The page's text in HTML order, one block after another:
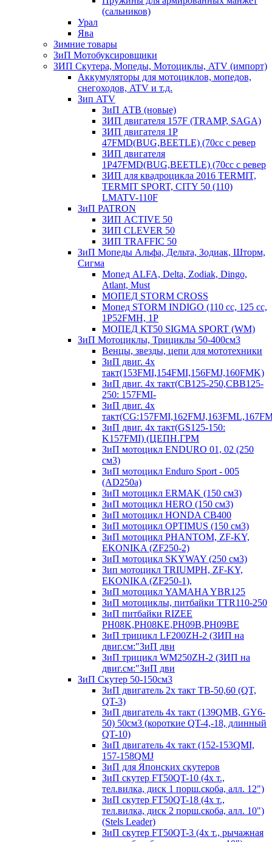
(сальников)
Урал
Ява
Зимние товары
ЗиП Мотобуксировщики
ЗИП Скутера, Мопеды, Мотоциклы, ATV (импорт)
Аккумуляторы для мотоциклов, мопедов,
снегоходов, ATV и т.д.
Зип ATV
ЗиП АТВ (новые)
ЗИП двигателя 157F (TRAMP, SAGA)
ЗИП двигателя 1P
47FMD(BUG,BEETLE) (70cc с ревер
ЗИП двигателя
1P47FMD(BUG,BEETLE) (70cc с ревер
ЗИП для квадроцикла 2016 TERMIT,
TERMIT SPORT, CITY 50 (110)
LMATV-110F
ЗиП PATRON
ЗИП ACTIVE 50
ЗИП CLEVER 50
ЗИП TRAFFIC 50
ЗиП Мопеды Альфа, Дельта, Зодиак, Шторм,
Сигма
Мопед ALFA, Delta, Zodiak, Dingo,
Atlant, Must
МОПЕД STORM CROSS
Мопед STORM INDIGO (110 сс, 125 cc,
1P52FMH, 1P
МОПЕД КТ50 SIGMA SPORT (WM)
ЗиП Мотоциклы, Трициклы 50-400см3
Венцы, звезды, цепи для мототехники
ЗиП двиг. 4х
такт(153FMI,154FMI,156FMJ,160FMK)
ЗиП двиг. 4х такт(CB125-250,CBB125-
250: 157FMI-
ЗиП двиг. 4х
ЗиП двиг. 4х такт(GS125-150:
K157FMI) (ЦЕПН.ГРМ
ЗиП мотоцикл ENDURO 01, 02 (250
см3)
ЗиП мотоцикл Enduro Sport - 005
(AD250a)
ЗиП мотоцикл ERMAK (150 см3)
ЗиП мотоцикл HERO (150 см3)
ЗиП мотоцикл HONDA CB400
ЗиП мотоцикл OPTIMUS (150 см3)
ЗиП мотоцикл PHANTOM, ZF-KY,
EKONIKA (ZF250-2)
ЗиП мотоцикл SKYWAY (250 см3)
Зип мотоцикл TRIUMPH, ZF-KY,
EKONIKA (ZF250-1),
ЗиП мотоцикл YAMAHA YBR125
ЗиП мотоциклы, питбайки TTR110-250
ЗиП питбайки RIZEE
PH08K,PH08KE,PH09B,PH09BE
ЗиП трицикл LF200ZH-2 (ЗИП на
двиг.см:"ЗиП дви
ЗиП трицикл WM250ZH-2 (ЗИП на
двиг.см:"ЗиП дви
ЗиП Скутер 50-150см3
ЗиП двигатель 2х такт ТВ-50,60 (QT,
QT-3)
ЗиП двигатель 4х такт (139QMB, GY6-
50) 50см3 (короткие QT-4,-18, длинный
QT-10)
ЗиП двигатель 4х такт (152-153QMI,
157-158QMJ
ЗиП для Японских скутеров
ЗиП скутер FT50QT-10 (4х т.,
тел.вилка, диск 1 порш.скоба, алл. 12")
ЗиП скутер FT50QT-18 (4х т.,
тел.вилка, диск 2 порш.скоба, алл. 10")
(Stels Leader)
ЗиП скутер FT50QT-3 (4х т., рычажная